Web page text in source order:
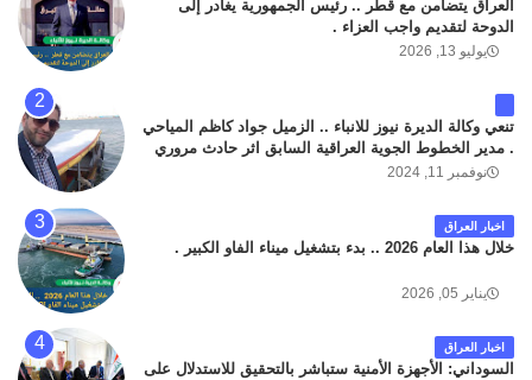
العراق يتضامن مع قطر .. رئيس الجمهورية يغادر إلى
الدوحة لتقديم واجب العزاء .
يوليو 13, 2026
تنعي وكالة الديرة نيوز للانباء .. الزميل جواد كاظم المياحي
. مدير الخطوط الجوية العراقية السابق اثر حادث مروري
داخل مطار البصرة الدولي اليوم الاثنين على الطريق
كان سبب الحادث يعود لتصادم عجلته مع عجلة نوع كيا بنكو
تابعة لشركة الهلال الماسكة لإعمار مطار البصرة الدولي .
سائلين الله عز وجل ان يتغمد الفقيد بواسع رحمته ، و انا
نوفمبر 11, 2024
اخبار العراق
خلال هذا العام 2026 .. بدء بتشغيل ميناء الفاو الكبير .
يناير 05, 2026
اخبار العراق
السوداني: الأجهزة الأمنية ستباشر بالتحقيق للاستدلال على